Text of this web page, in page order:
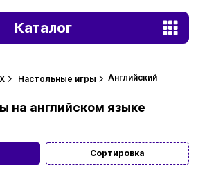
Каталог
Настольные игры Английский
Сортировка
на английском языке